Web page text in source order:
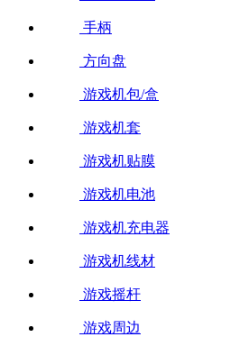
手柄
方向盘
游戏机包/盒
游戏机套
游戏机贴膜
游戏机电池
游戏机充电器
游戏机线材
游戏摇杆
游戏周边